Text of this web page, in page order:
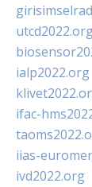
ialp2022.org
ifac-
iias-
ivd2022.org